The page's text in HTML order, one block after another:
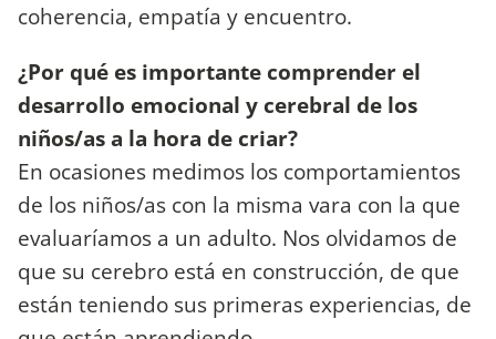
coherencia, empatía y encuentro.
¿Por qué es importante comprender el
desarrollo emocional y cerebral de los
niños/as a la hora de criar?
En ocasiones medimos los comportamientos
de los niños/as con la misma vara con la que
evaluaríamos a un adulto. Nos olvidamos de
que su cerebro está en construcción, de que
están teniendo sus primeras experiencias, de